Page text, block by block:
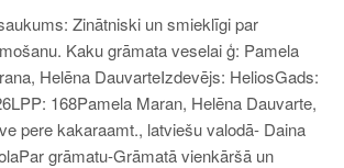
Zinātniski un smieklīgi par
Kaku grāmata veselai ģ: Pamela
Helēna DauvarteIzdevējs: HeliosGads:
168Pamela Maran, Helēna Dauvarte,
pere kakaraamt., latviešu valodā- Daina
grāmatu-Grāmatā vienkāršā un